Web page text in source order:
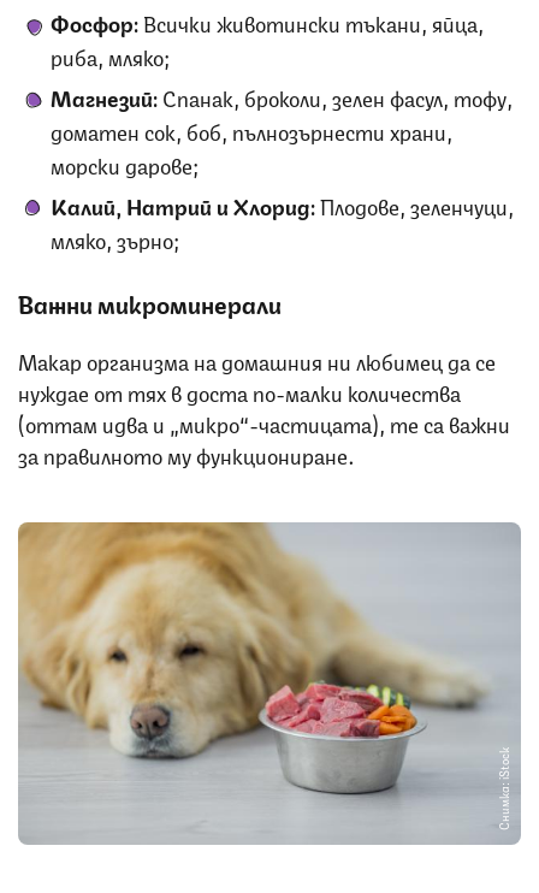
Фосфор:Всички животински тъкани, яйца,
риба, мляко;
Магнезий:Спанак, броколи, зелен фасул, тофу,
доматен сок, боб, пълнозърнести храни,
морски дарове;
Калий, Натрий и Хлорид:Плодове, зеленчуци,
мляко, зърно;
Важни микроминерали
Макар организма на домашния ни любимец да се
нуждае от тях в доста по-малки количества
(оттам идва и „микро“-частицата), те са важни
за правилното му функциониране.
Снимка: iStock